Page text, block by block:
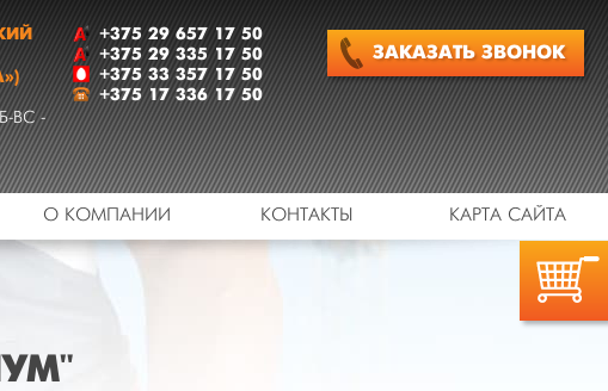
ВС -
+375 29 657 17 50
+375 29 335 17 50
+375 33 357 17 50
+375 17 336 17 50
ЗАКАЗАТЬ ЗВОНОК
О КОМПАНИИ КОНТАКТЫ КАРТА САЙТА